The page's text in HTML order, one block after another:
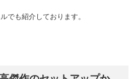
でも紹介しております。